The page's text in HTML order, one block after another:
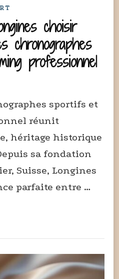
choisir
chronographes
professionnel
sportifs et
réunit
héritage historique
sa fondation
Suisse, Longines
parfaite entre …